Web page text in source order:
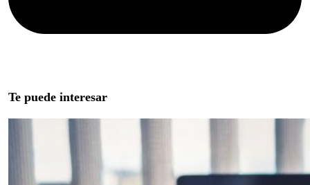
Te puede interesar